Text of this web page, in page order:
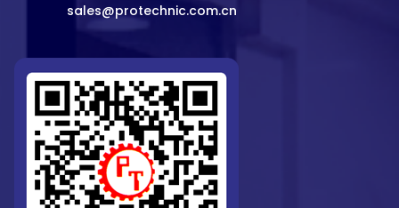
sales@protechnic.com.cn